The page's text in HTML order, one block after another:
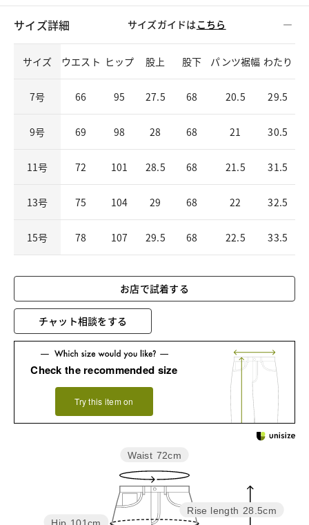
サイズ詳細 サイズガイドはこちら
サイズ ウエスト ヒップ 股上 股下 パンツ裾幅 わたり
7号 66 95 27.5 68 20.5 29.5
9号 69 98 28 68 21 30.5
11号 72 101 28.5 68 21.5 31.5
13号 75 104 29 68 22 32.5
15号 78 107 29.5 68 22.5 33.5
お店で試着する
チャット相談をする
Check the recommended size
Try this item on
Rise length 28.5cm
Hip 101cm
Waist 72cm